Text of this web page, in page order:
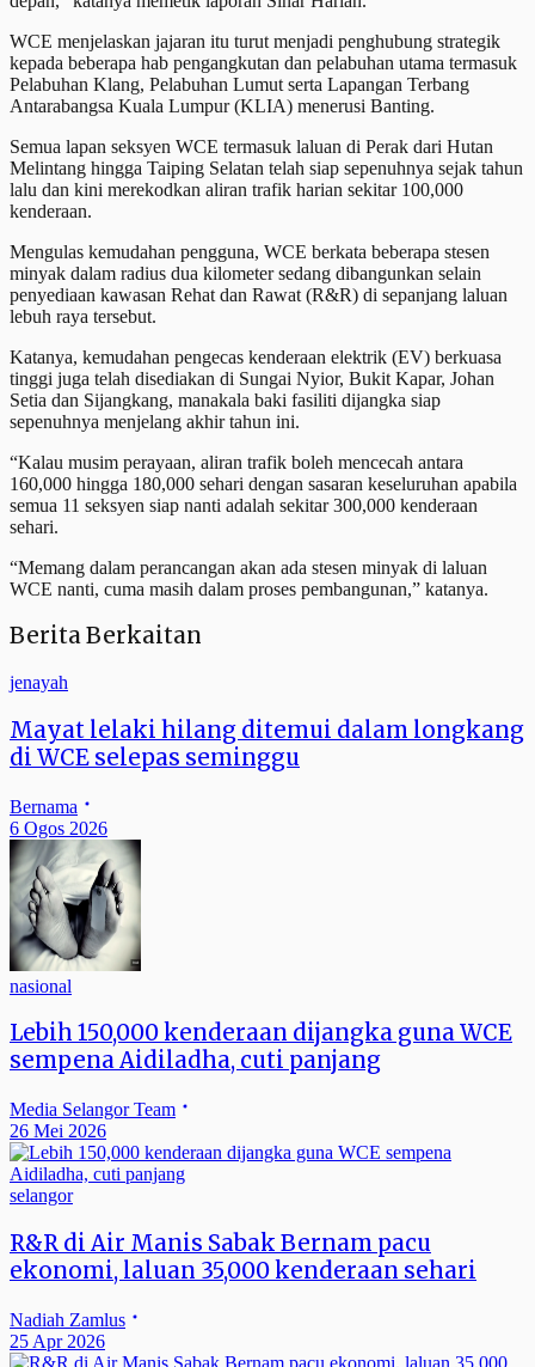
WCE menjelaskan jajaran itu turut menjadi penghubung strategik
kepada beberapa hab pengangkutan dan pelabuhan utama termasuk
Pelabuhan Klang, Pelabuhan Lumut serta Lapangan Terbang
Antarabangsa Kuala Lumpur (KLIA) menerusi Banting.
Semua lapan seksyen WCE termasuk laluan di Perak dari Hutan
Melintang hingga Taiping Selatan telah siap sepenuhnya sejak tahun
lalu dan kini merekodkan aliran trafik harian sekitar 100,000
kenderaan.
Mengulas kemudahan pengguna, WCE berkata beberapa stesen
minyak dalam radius dua kilometer sedang dibangunkan selain
penyediaan kawasan Rehat dan Rawat (R&R) di sepanjang laluan
lebuh raya tersebut.
Katanya, kemudahan pengecas kenderaan elektrik (EV) berkuasa
tinggi juga telah disediakan di Sungai Nyior, Bukit Kapar, Johan
Setia dan Sijangkang, manakala baki fasiliti dijangka siap
sepenuhnya menjelang akhir tahun ini.
“Kalau musim perayaan, aliran trafik boleh mencecah antara
160,000 hingga 180,000 sehari dengan sasaran keseluruhan apabila
semua 11 seksyen siap nanti adalah sekitar 300,000 kenderaan
sehari.
“Memang dalam perancangan akan ada stesen minyak di laluan
WCE nanti, cuma masih dalam proses pembangunan,” katanya.
Berita Berkaitan
jenayah
Mayat lelaki hilang ditemui dalam longkang
di WCE selepas seminggu
Bernama
6 Ogos 2026
nasional
Lebih 150,000 kenderaan dijangka guna WCE
sempena Aidiladha, cuti panjang
Media Selangor Team
26 Mei 2026
selangor
R&R di Air Manis Sabak Bernam pacu
ekonomi, laluan 35,000 kenderaan sehari
Nadiah Zamlus
25 Apr 2026